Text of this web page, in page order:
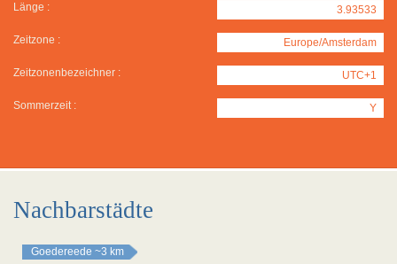
Länge : 3.93533
Zeitzone : Europe/Amsterdam
Zeitzonenbezeichner : UTC+1
Sommerzeit : Y
Nachbarstädte
Goedereede ~3 km